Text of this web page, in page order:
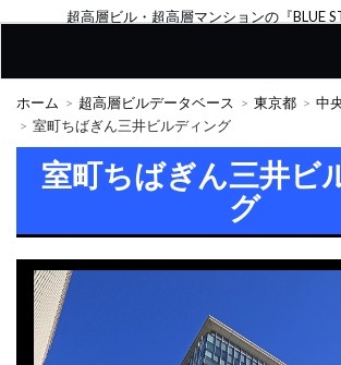
超高層ビル・超高層マンションの『BLUE
ホーム 超高層ビルデータベース 東京都
中
室町ちばぎん三井ビルディング
室町ちばぎん三井ビ
グ